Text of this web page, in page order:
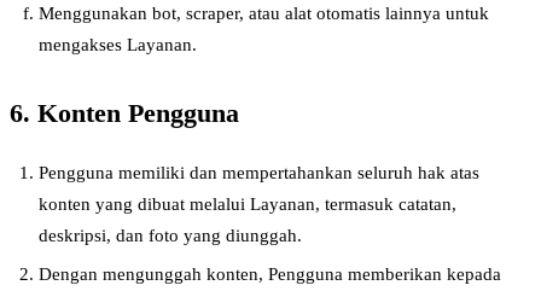
Menggunakan bot, scraper, atau alat otomatis lainnya untuk
mengakses Layanan.
6. Konten Pengguna
Pengguna memiliki dan mempertahankan seluruh hak atas
konten yang dibuat melalui Layanan, termasuk catatan,
deskripsi, dan foto yang diunggah.
Dengan mengunggah konten, Pengguna memberikan kepada